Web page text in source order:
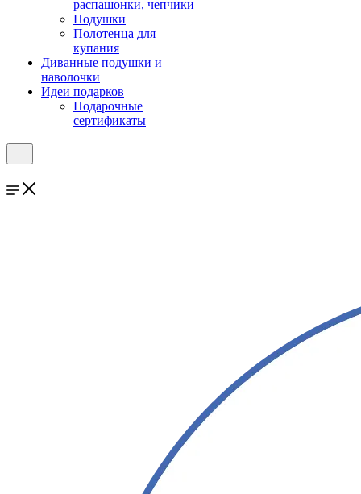
распашонки, чепчики
Подушки
Полотенца для
купания
Диванные подушки и
наволочки
Идеи подарков
Подарочные
сертификаты